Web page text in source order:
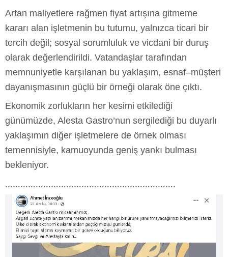
Artan maliyetlere rağmen fiyat artışına gitmeme
kararı alan işletmenin bu tutumu, yalnızca ticari bir
tercih değil; sosyal sorumluluk ve vicdani bir duruş
olarak değerlendirildi. Vatandaşlar tarafından
memnuniyetle karşılanan bu yaklaşım, esnaf–müşteri
dayanışmasının güçlü bir örneği olarak öne çıktı.
Ekonomik zorlukların her kesimi etkilediği
günümüzde, Alesta Gastro’nun sergilediği bu duyarlı
yaklaşımın diğer işletmelere de örnek olması
temennisiyle, kamuoyunda geniş yankı bulması
bekleniyor.